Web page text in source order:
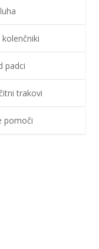
padci
trakovi
pomoči